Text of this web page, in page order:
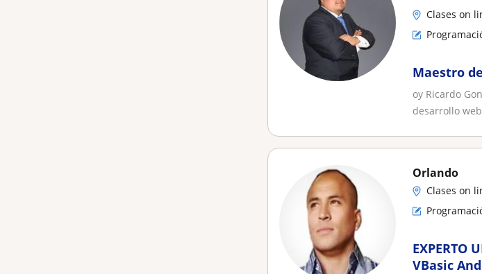
Clases on
Maestro
oy Ricardo
desarrollo
Orlando
Clases on
EXPERTO
VBasic